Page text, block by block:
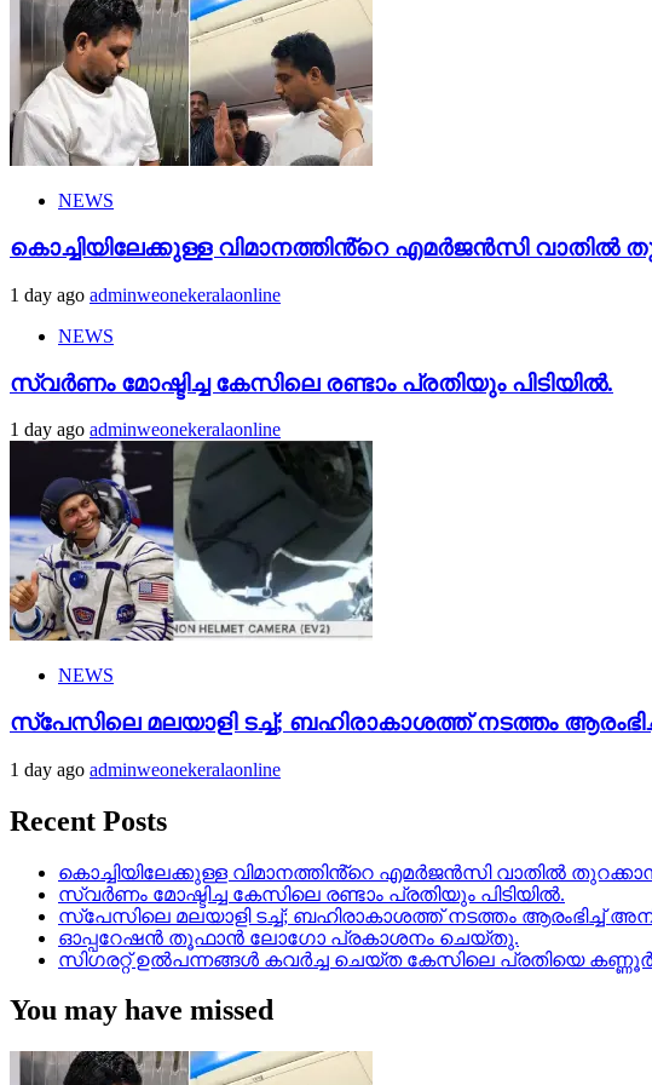
NEWS
കൊച്ചിയിലേക്കുള്ള വിമാനത്തിൻ്റെ എമര്‍ജന്‍സി വാതില്‍
1 day ago adminweonekeralaonline
NEWS
സ്വർണം മോഷ്ടിച്ച കേസിലെ രണ്ടാം പ്രതിയും പിടിയിൽ.
1 day ago adminweonekeralaonline
NEWS
സ്‌പേസിലെ മലയാളി ടച്ച്; ബഹിരാകാശത്ത് നടത്തം
1 day ago adminweonekeralaonline
Recent Posts
കൊച്ചിയിലേക്കുള്ള വിമാനത്തിൻ്റെ എമര്‍ജന്‍സി വാതില്‍
സ്വർണം മോഷ്ടിച്ച കേസിലെ രണ്ടാം പ്രതിയും പിടിയിൽ.
സ്‌പേസിലെ മലയാളി ടച്ച്; ബഹിരാകാശത്ത് നടത്തം ആരംഭിച്ച്
ഓപ്പറേഷൻ തൂഫാൻ ലോഗോ പ്രകാശനം ചെയ്തു.
സിഗരറ്റ് ഉൽപന്നങ്ങൾ കവർച്ച ചെയ്ത കേസിലെ പ്രതിയെ
You may have missed